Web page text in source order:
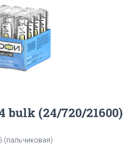
bulk (24/720/21600)
(пальчиковая)